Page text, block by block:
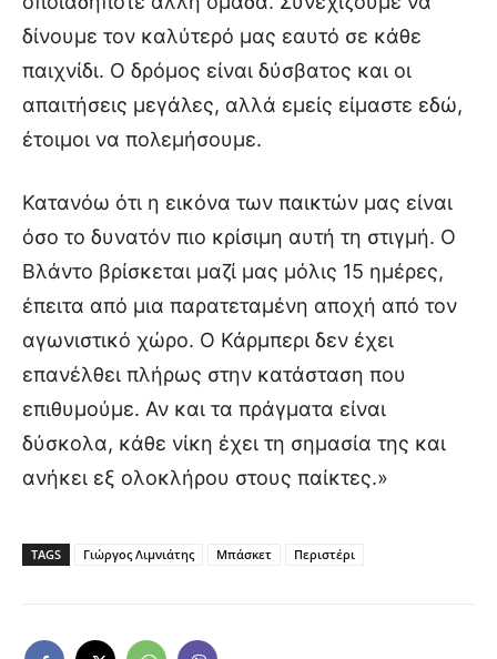
δίνουμε τον καλύτερό μας εαυτό σε κάθε
παιχνίδι. Ο δρόμος είναι δύσβατος και οι
απαιτήσεις μεγάλες, αλλά εμείς είμαστε εδώ,
έτοιμοι να πολεμήσουμε.
Κατανόω ότι η εικόνα των παικτών μας είναι
όσο το δυνατόν πιο κρίσιμη αυτή τη στιγμή. Ο
Βλάντο βρίσκεται μαζί μας μόλις 15 ημέρες,
έπειτα από μια παρατεταμένη αποχή από τον
αγωνιστικό χώρο. Ο Κάρμπερι δεν έχει
επανέλθει πλήρως στην κατάσταση που
επιθυμούμε. Αν και τα πράγματα είναι
δύσκολα, κάθε νίκη έχει τη σημασία της και
ανήκει εξ ολοκλήρου στους παίκτες.»
TAGS Γιώργος Λιμνιάτης Μπάσκετ Περιστέρι